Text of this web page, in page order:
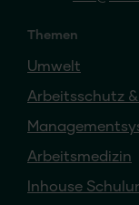
Themen
Umwelt
Arbeitsschutz
Arbeitsmedizin
Inhouse